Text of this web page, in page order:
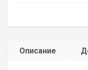
Описание